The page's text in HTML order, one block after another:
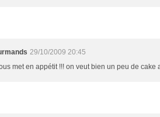
29/10/2009 20:45
met en appétit !!! on veut bien un peu de cake